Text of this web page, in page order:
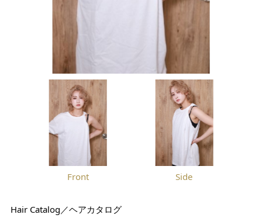
Front Side
Hair Catalog／ヘアカタログ